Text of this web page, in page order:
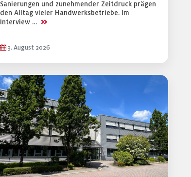
Sanierungen und zunehmender Zeitdruck prägen
den Alltag vieler Handwerksbetriebe. Im
Interview … >>
3. August 2026